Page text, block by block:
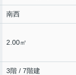
南西
2.00㎡
3階 / 7階建